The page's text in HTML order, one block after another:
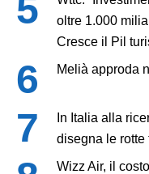
oltre 1.000
Cresce il Pil
Melià approda
In Italia alla
disegna le rotte
Wizz Air, il costo